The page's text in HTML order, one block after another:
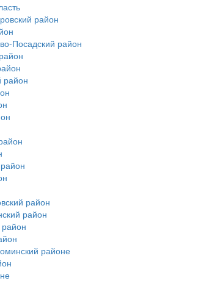
район
Посадский район
район
район
район
районе